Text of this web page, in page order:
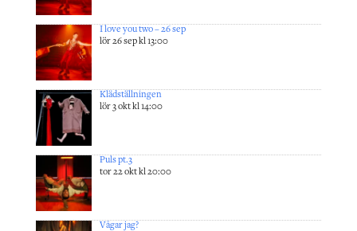
I love you two – 26 sep
lör 26 sep kl 13:00
Klädställningen
lör 3 okt kl 14:00
Puls pt.3
tor 22 okt kl 20:00
Vågar jag?